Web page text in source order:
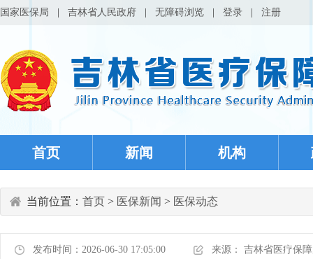
国家医保局 吉林省人民政府 无障碍浏览 登录 注册
首页 新闻 机构
当前位置： 首页 > 医保新闻 > 医保动态
发布时间：2026-06-30 17:05:00 来源： 吉林省医疗保